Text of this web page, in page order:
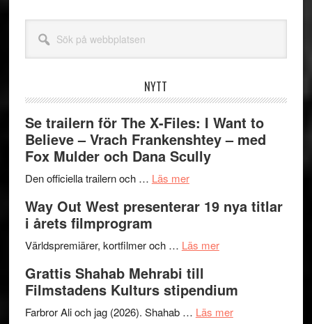
webbplatsen
NYTT
Se trailern för The X-Files: I Want to
Believe – Vrach Frankenshtey – med
Fox Mulder och Dana Scully
Den officiella trailern och … Läs merom
trailern
The
Files:
I
Want
Way Out West presenterar 19 nya titlar
i årets filmprogram
Världspremiärer, kortfilmer och … Läs merom
West
presenterar
Grattis Shahab Mehrabi till
Filmstadens Kulturs stipendium
Farbror Ali och jag (2026). Shahab … Läs merom